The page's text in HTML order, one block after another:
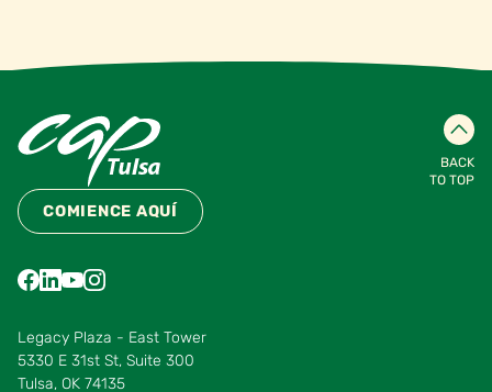
BACK
TO TOP
COMIENCE AQUÍ
Find us on Facebook
Find us on LinkedIn
Find us on YouTube
Find us on Instagram
Find us on Pinterest
Find us on Vimeo
Legacy Plaza - East Tower
5330 E 31st St, Suite 300
Tulsa, OK 74135